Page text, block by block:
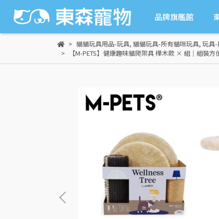
品牌旗艦館
貓貓玩具用品-玩具, 貓貓玩具-所有貓咪玩具, 玩具-
【M-PETS】健康趣味貓爬架具 樺木款 × 組｜組裝